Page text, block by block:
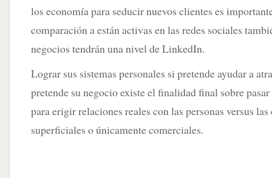
los economía para seducir nuevos clientes es
comparación a están activas en las redes sociales
negocios tendrán una nivel de LinkedIn.
Lograr sus sistemas personales si pretende ayudar a
pretende su negocio existe el finalidad final sobre
para erigir relaciones reales con las personas versus
superficiales o únicamente comerciales.